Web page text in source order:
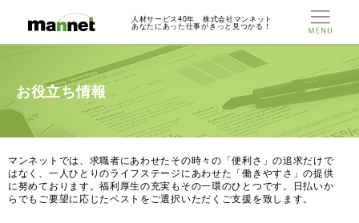
人材サービス40年 株式会社マンネット
あなたにあった仕事がきっと見つかる！
お役立ち情報
マンネットでは、求職者にあわせたその時々の「便利さ」の追求だけで
はなく、一人ひとりのライフステージにあわせた「働きやすさ」の提供
に努めております。福利厚生の充実もその一環のひとつです。日払いか
らでもご要望に応じたベストをご選択いただくご支援を致します。